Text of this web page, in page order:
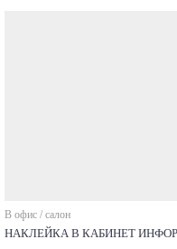
В офис / салон
НАКЛЕЙКА В КАБИНЕТ